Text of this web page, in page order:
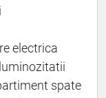
electrica
spate